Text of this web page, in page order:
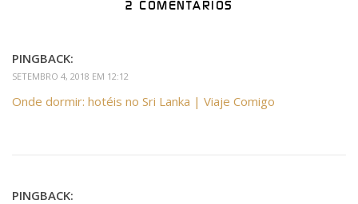
2 COMENTÁRIOS
PINGBACK:
SETEMBRO 4, 2018 EM 12:12
Onde dormir: hotéis no Sri Lanka | Viaje Comigo
PINGBACK: